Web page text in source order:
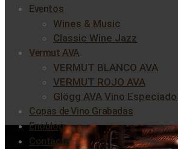
Eventos
Wines & Music
Classic Wine Jazz
Vermut AVA
VERMUT BLANCO AVA
VERMUT ROJO AVA
Glögg AVA Vino Especiado
Copas de Vino Grabadas
Enoblog
Contacta